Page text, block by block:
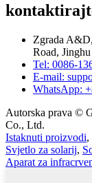
Zgrada
Road,
Tel: 0086-
E-mail:
WhatsApp:
Autorska prava ©
Co., Ltd.
Istaknuti proizvodi,
Svjetlo za solarij,
Aparat za